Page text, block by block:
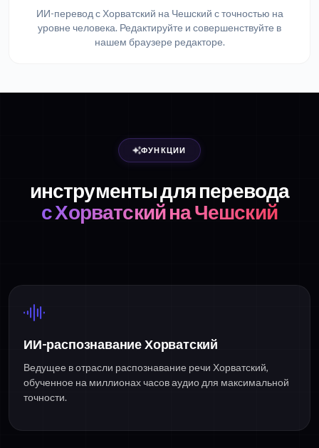
ИИ-перевод с Хорватский на Чешский с точностью на
уровне человека. Редактируйте и совершенствуйте в
нашем браузере редакторе.
ФУНКЦИИ
инструменты для перевода
с Хорватский на Чешский
ИИ-распознавание Хорватский
Ведущее в отрасли распознавание речи Хорватский,
обученное на миллионах часов аудио для максимальной
точности.